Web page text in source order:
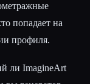
попадает на
профиля.
ли ImagineArt